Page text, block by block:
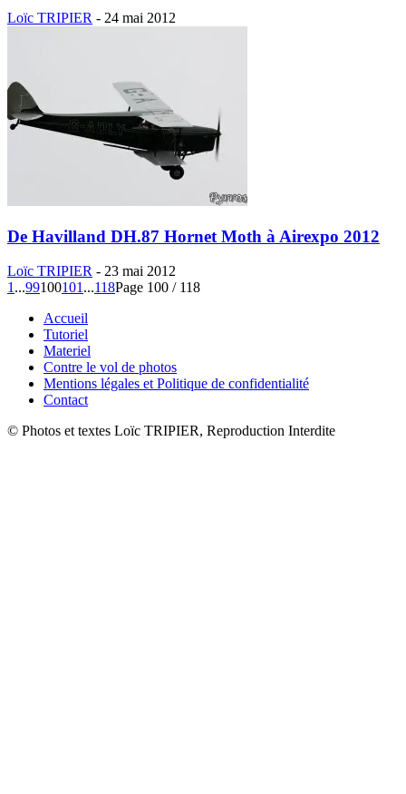
Loïc TRIPIER - 24 mai 2012
De Havilland DH.87 Hornet Moth à Airexpo 2012
Loïc TRIPIER - 23 mai 2012
1 ...99100101 ...118Page 100 / 118
Accueil
Tutoriel
Materiel
Contre le vol de photos
Mentions légales et Politique de confidentialité
Contact
© Photos et textes Loïc TRIPIER, Reproduction Interdite